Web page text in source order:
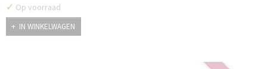
✓ Op voorraad
IN WINKELWAGEN